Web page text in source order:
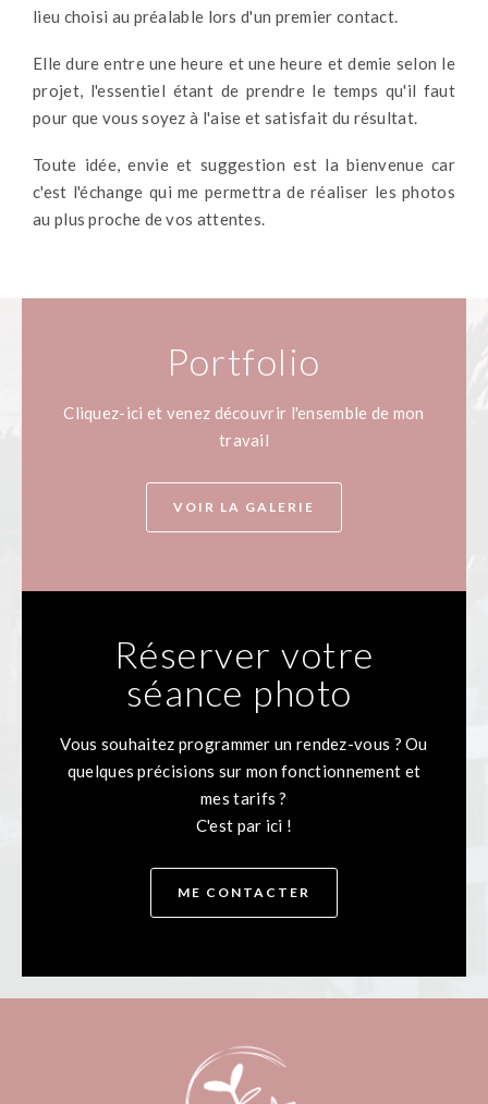
lieu choisi au préalable lors d'un premier contact.
Elle dure entre une heure et une heure et demie selon le
projet, l'essentiel étant de prendre le temps qu'il faut
pour que vous soyez à l'aise et satisfait du résultat.
Toute idée, envie et suggestion est la bienvenue car
c'est l'échange qui me permettra de réaliser les photos
au plus proche de vos attentes.
Portfolio
Cliquez-ici et venez découvrir l'ensemble de mon
travail
VOIR LA GALERIE
Réserver votre
séance photo
Vous souhaitez programmer un rendez-vous ? Ou
quelques précisions sur mon fonctionnement et
mes tarifs ?
C'est par ici !
ME CONTACTER